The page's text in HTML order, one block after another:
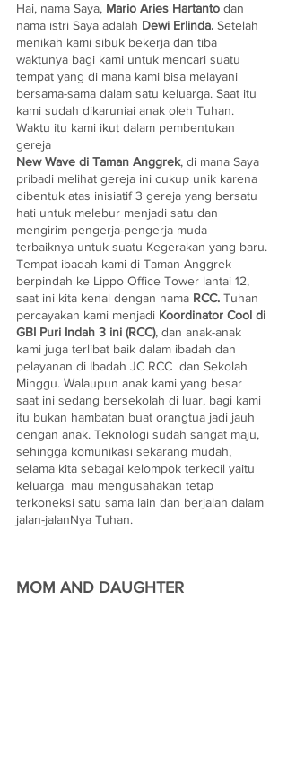
Hai, nama Saya, Mario Aries Hartanto dan
nama istri Saya adalah Dewi Erlinda. Setelah
menikah kami sibuk bekerja dan tiba
waktunya bagi kami untuk mencari suatu
tempat yang di mana kami bisa melayani
bersama-sama dalam satu keluarga. Saat itu
kami sudah dikaruniai anak oleh Tuhan.
Waktu itu kami ikut dalam pembentukan
gereja
New Wave di Taman Anggrek, di mana Saya
pribadi melihat gereja ini cukup unik karena
dibentuk atas inisiatif 3 gereja yang bersatu
hati untuk melebur menjadi satu dan
mengirim pengerja-pengerja muda
terbaiknya untuk suatu Kegerakan yang baru.
Tempat ibadah kami di Taman Anggrek
berpindah ke Lippo Office Tower lantai 12,
saat ini kita kenal dengan nama RCC. Tuhan
percayakan kami menjadi Koordinator Cool di
GBI Puri Indah 3 ini (RCC), dan anak-anak
kami juga terlibat baik dalam ibadah dan
pelayanan di Ibadah JC RCC  dan Sekolah
Minggu. Walaupun anak kami yang besar
saat ini sedang bersekolah di luar, bagi kami
itu bukan hambatan buat orangtua jadi jauh
dengan anak. Teknologi sudah sangat maju,
sehingga komunikasi sekarang mudah,
selama kita sebagai kelompok terkecil yaitu
keluarga  mau mengusahakan tetap
terkoneksi satu sama lain dan berjalan dalam
jalan-jalanNya Tuhan.
MOM AND DAUGHTER